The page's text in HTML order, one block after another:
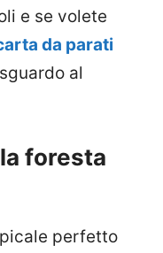
e se volete
da parati
al
foresta
perfetto